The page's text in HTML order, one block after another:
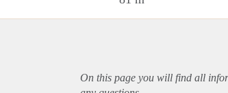
On this page you will find all